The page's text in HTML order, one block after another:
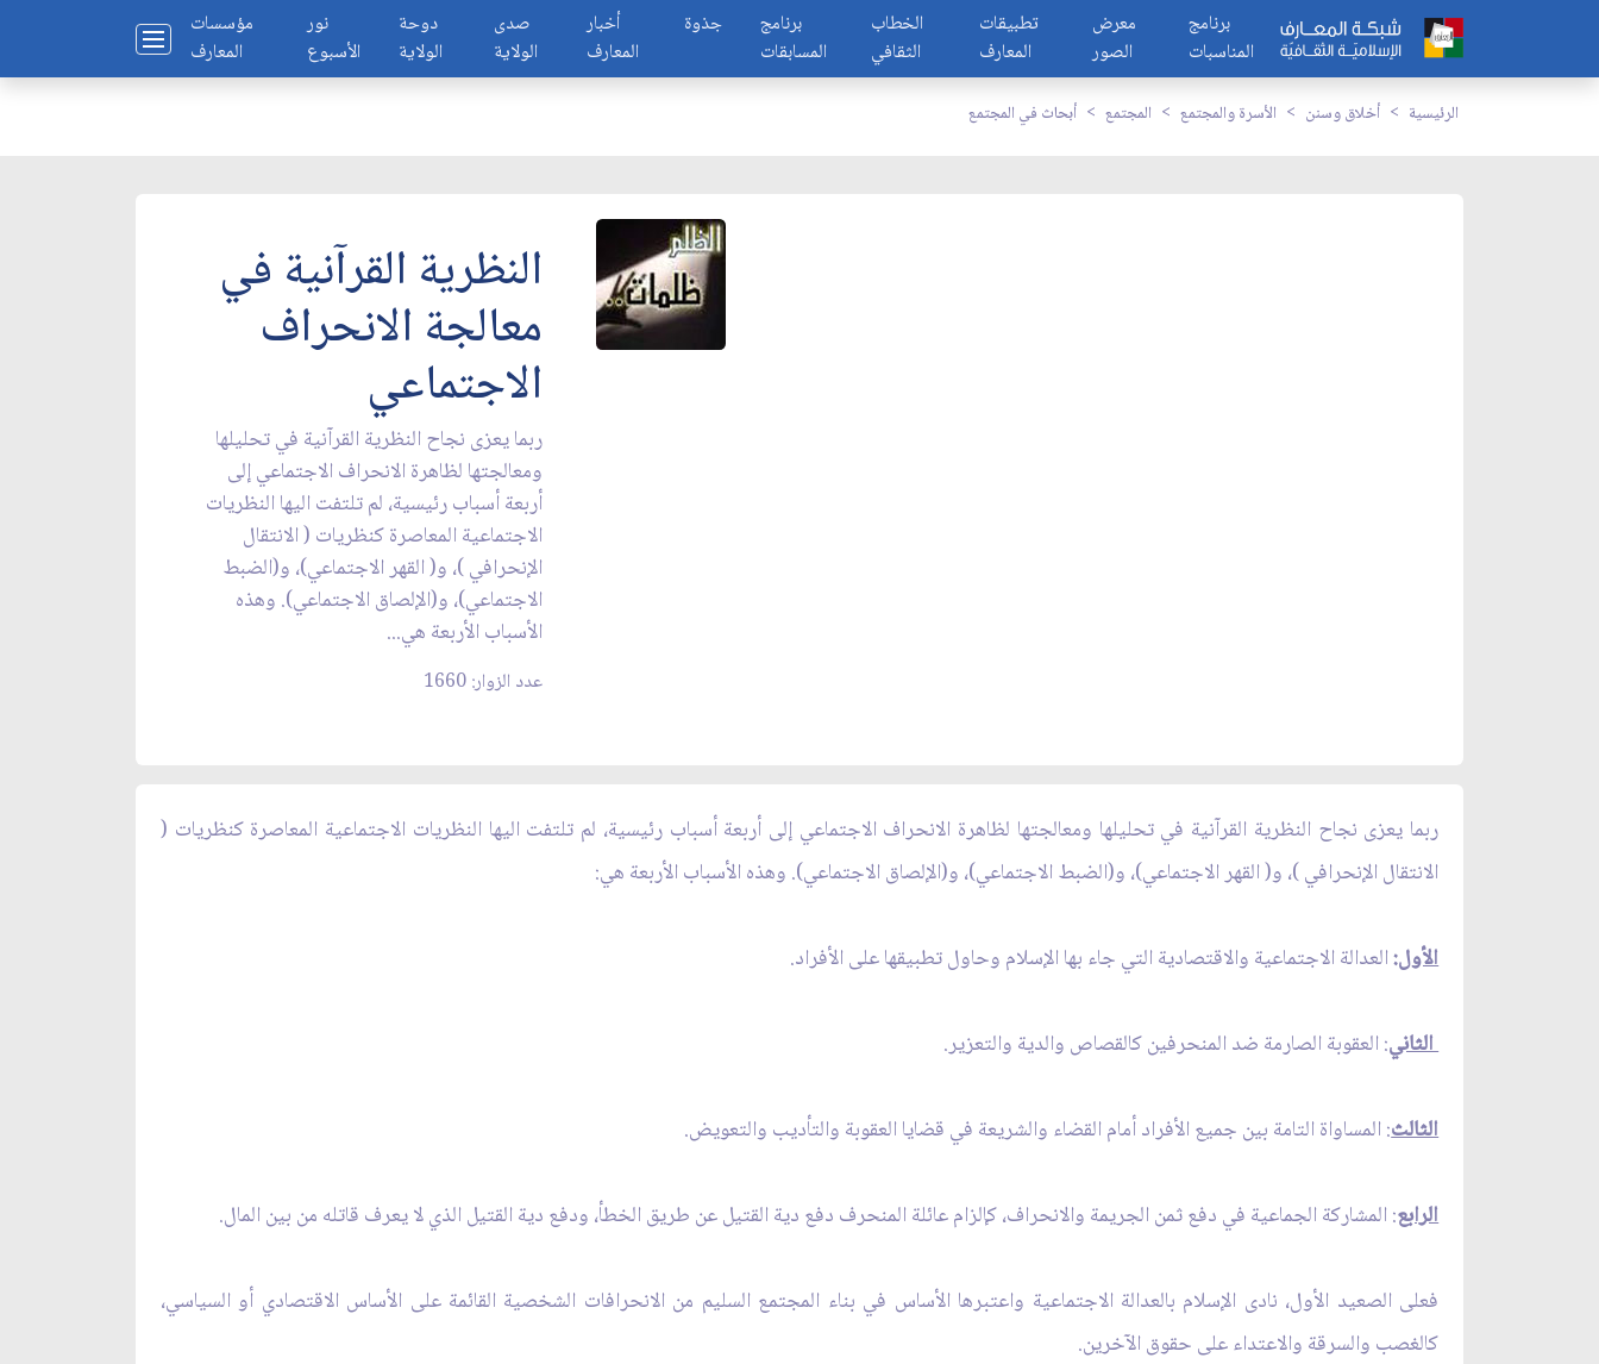
مؤسسات
المعارف
نور
الأسبوع
دوحة
الولاية
صدى
الولاية
أخبار
المعارف
جذوة
برنامج
المسابقات
الخطاب
الثقافي
تطبيقات
المعارف
معرض
الصور
برنامج
المناسبات
الرئيسية أخلاق وسنن الأسرة والمجتمع المجتمع أبحاث في المجتمع
النظرية القرآنية في
معالجة الانحراف
الاجتماعي
ربما يعزى نجاح النظرية القرآنية في تحليلها
ومعالجتها لظاهرة الانحراف الاجتماعي إلى
أربعة أسباب رئيسية، لم تلتفت اليها النظريات
الاجتماعية المعاصرة كنظريات ( الانتقال
الإنحرافي )، و( القهر الاجتماعي)، و(الضبط
الاجتماعي)، و(الإلصاق الاجتماعي). وهذه
الأسباب الأربعة هي...
عدد الزوار: 1660
ربما يعزى نجاح النظرية القرآنية في تحليلها ومعالجتها لظاهرة الانحراف الاجتماعي إلى أربعة أسباب رئيسية، لم تلتفت اليها النظريات الاجتماعية المعاصرة كنظريات (
الانتقال الإنحرافي )، و( القهر الاجتماعي)، و(الضبط الاجتماعي)، و(الإلصاق الاجتماعي). وهذه الأسباب الأربعة هي:
الأول:العدالة الاجتماعية والاقتصادية التي جاء بها الإسلام وحاول تطبيقها على الأفراد.
الثاني: العقوبة الصارمة ضد المنحرفين كالقصاص والدية والتعزير.
الثالث: المساواة التامة بين جميع الأفراد أمام القضاء والشريعة في قضايا العقوبة والتأديب والتعويض.
الرابع: المشاركة الجماعية في دفع ثمن الجريمة والانحراف، كإلزام عائلة المنحرف دفع دية القتيل عن طريق الخطأ، ودفع دية القتيل الذي لا يعرف قاتله من بين المال.
فعلى الصعيد الأول، نادى الإسلام بالعدالة الاجتماعية واعتبرها الأساس في بناء المجتمع السليم من الانحرافات الشخصية القائمة على الأساس الاقتصادي أو السياسي،
كالغصب والسرقة والاعتداء على حقوق الآخرين.